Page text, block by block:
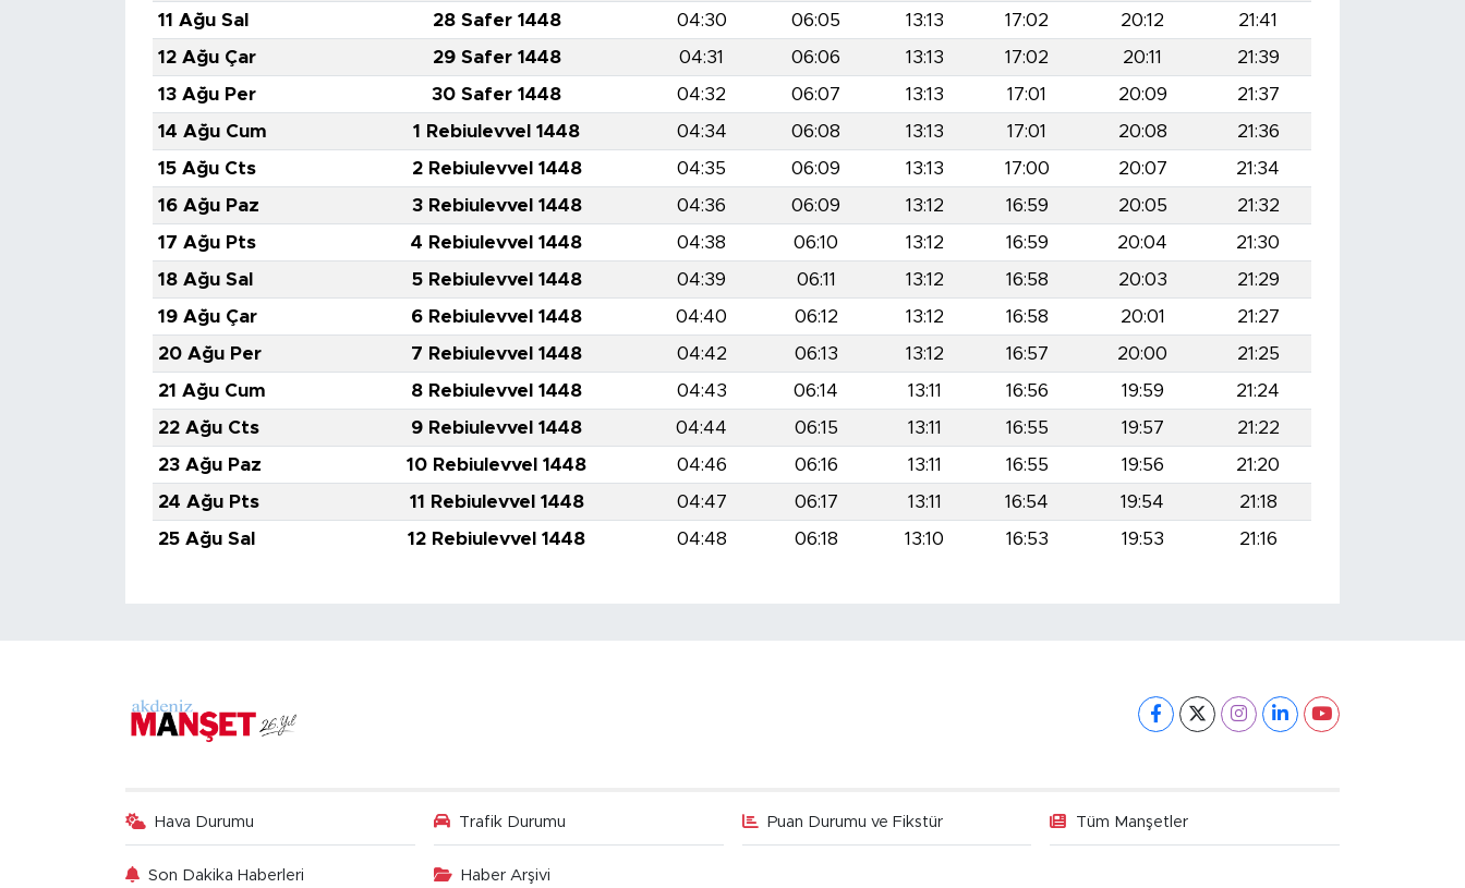
11 Ağu Sal
28 Safer 1448 04:30 06:05 13:13 17:02 20:12
21:41
12 Ağu Çar
29 Safer 1448 04:31 06:06 13:13 17:02 20:11
21:39
13 Ağu Per
30 Safer 1448 04:32 06:07 13:13 17:01 20:09
21:37
14 Ağu Cum
1 Rebiulevvel 1448 04:34 06:08 13:13 17:01 20:08
21:36
15 Ağu Cts
2 Rebiulevvel 1448 04:35 06:09 13:13 17:00 20:07
21:34
16 Ağu Paz
3 Rebiulevvel 1448 04:36 06:09 13:12 16:59 20:05
21:32
17 Ağu Pts
4 Rebiulevvel 1448 04:38 06:10 13:12 16:59 20:04
21:30
18 Ağu Sal
5 Rebiulevvel 1448 04:39 06:11 13:12 16:58 20:03
21:29
19 Ağu Çar
6 Rebiulevvel 1448 04:40 06:12 13:12 16:58 20:01
21:27
20 Ağu Per
7 Rebiulevvel 1448 04:42 06:13 13:12 16:57 20:00
21:25
21 Ağu Cum
8 Rebiulevvel 1448 04:43 06:14 13:11 16:56 19:59
21:24
22 Ağu Cts
9 Rebiulevvel 1448 04:44 06:15 13:11 16:55 19:57
21:22
23 Ağu Paz
10 Rebiulevvel 1448 04:46 06:16 13:11 16:55 19:56
21:20
24 Ağu Pts
11 Rebiulevvel 1448 04:47 06:17 13:11 16:54 19:54
21:18
25 Ağu Sal
12 Rebiulevvel 1448 04:48 06:18 13:10 16:53 19:53 21:16
Hava Durumu Trafik Durumu Puan Durumu ve Fikstür Tüm Manşetler
Son Dakika Haberleri Haber Arşivi